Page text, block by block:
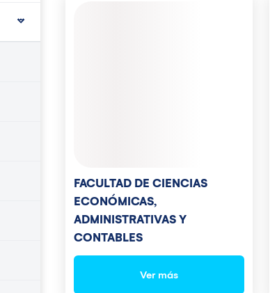
FACULTAD DE CIENCIAS
ECONÓMICAS,
ADMINISTRATIVAS Y
CONTABLES
Ver más